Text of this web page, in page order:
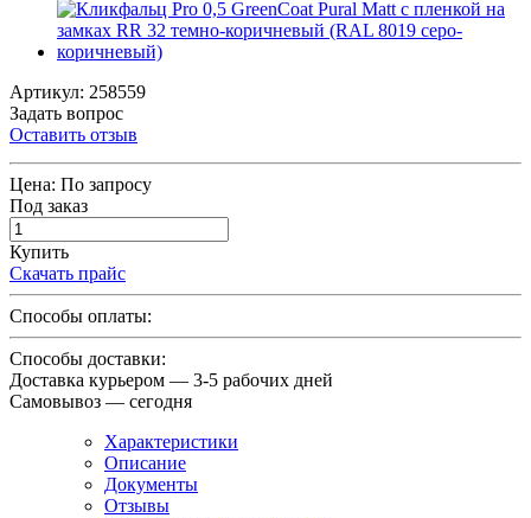
Артикул: 258559
Задать вопрос
Оставить отзыв
Цена: По запросу
Под заказ
Купить
Скачать прайс
Способы оплаты:
Способы доставки:
Доставка курьером — 3-5 рабочих дней
Самовывоз — сегодня
Характеристики
Описание
Документы
Отзывы